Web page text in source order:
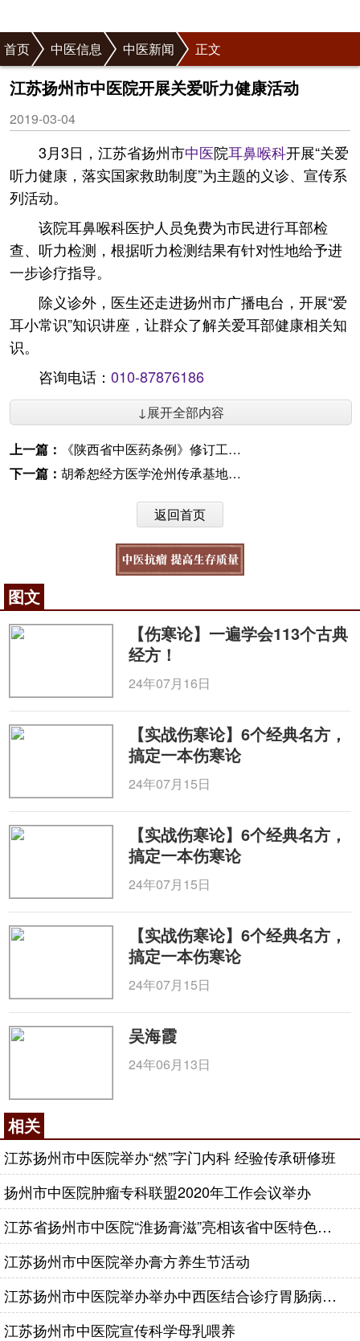
首页 中医信息 中医新闻 正文
江苏扬州市中医院开展关爱听力健康活动
2019-03-04
3月3日，江苏省扬州市中医院耳鼻喉科开展“关爱
听力健康，落实国家救助制度”为主题的义诊、宣传系
列活动。
该院耳鼻喉科医护人员免费为市民进行耳部检
查、听力检测，根据听力检测结果有针对性地给予进
一步诊疗指导。
除义诊外，医生还走进扬州市广播电台，开展“爱
耳小常识”知识讲座，让群众了解关爱耳部健康相关知
识。
咨询电话： 010-87876186
↓展开全部内容
上一篇：
《陕西省中医药条例》修订工作组深入安康市中医医院开展调研
下一篇： 胡希恕经方医学沧州传承基地揭牌
返回首页
图文
【伤寒论】一遍学会113个古典
经方！
24年07月16日
【实战伤寒论】6个经典名方，
搞定一本伤寒论
24年07月15日
【实战伤寒论】6个经典名方，
搞定一本伤寒论
24年07月15日
【实战伤寒论】6个经典名方，
搞定一本伤寒论
24年07月15日
吴海霞
24年06月13日
相关
江苏扬州市中医院举办“然”字门内科 经验传承研修班
扬州市中医院肿瘤专科联盟2020年工作会议举办
江苏省扬州市中医院“淮扬膏滋”亮相该省中医特色膏方展
江苏扬州市中医院举办膏方养生节活动
江苏扬州市中医院举办举办中西医结合诊疗胃肠病学习班
江苏扬州市中医院宣传科学母乳喂养